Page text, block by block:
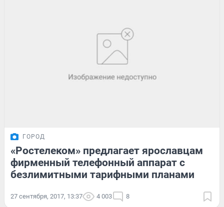
ГОРОД
«Ростелеком» предлагает ярославцам
фирменный телефонный аппарат с
безлимитными тарифными планами
27 сентября, 2017, 13:37 4 003 8